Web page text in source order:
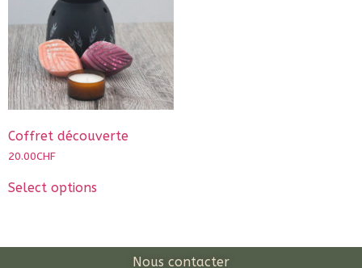
Coffret découverte
20.00CHF
Select options
Nous contacter